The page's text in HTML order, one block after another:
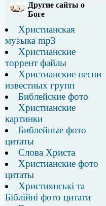
Другие сайты о
Боге
Христианская
музыка mp3
Христианские
торрент файлы
Христианские песни
известных групп
Библейские фото
Христианские
картинки
Библейные фото
цитаты
Слова Христа
Христианские фото
цитаты
Християнські та
Біблійні фото цитати